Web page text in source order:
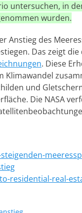
untersuchen, in
wurden.
Anstieg des
Das zeigt die
. Diese
und
Die NASA
residential-real-